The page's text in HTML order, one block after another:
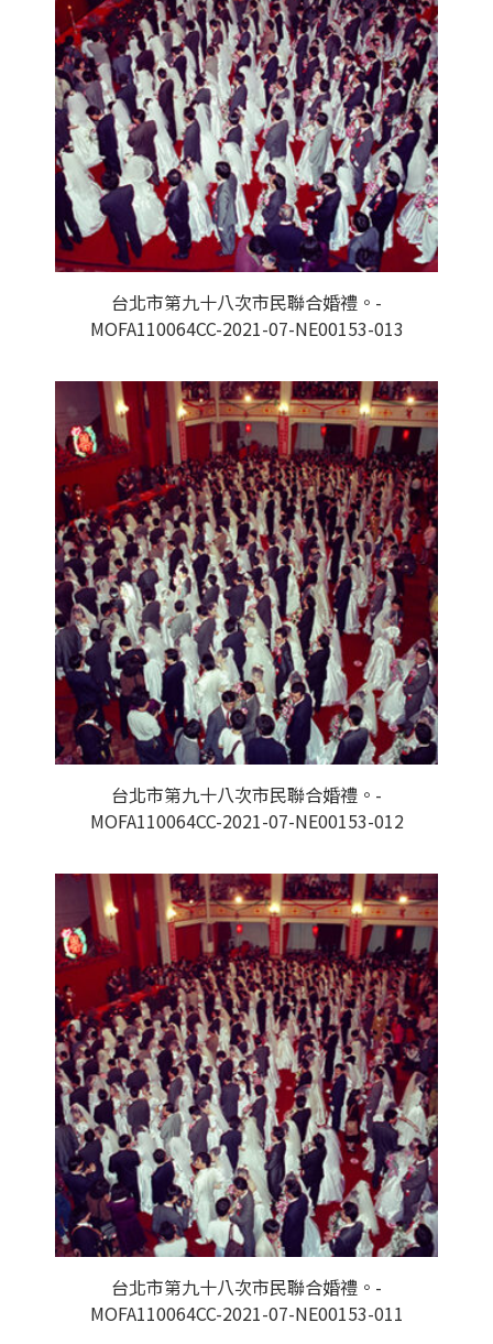
台北市第九十八次市民聯合婚禮。-
MOFA110064CC-2021-07-NE00153-013
台北市第九十八次市民聯合婚禮。-
MOFA110064CC-2021-07-NE00153-012
台北市第九十八次市民聯合婚禮。-
MOFA110064CC-2021-07-NE00153-011